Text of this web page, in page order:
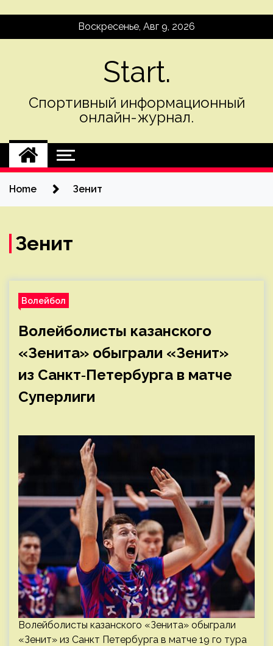
Воскресенье, Авг 9, 2026
Start.
Спортивный информационный
онлайн-журнал.
Home Зенит
Зенит
Волейбол
Волейболисты казанского
«Зенита» обыграли «Зенит»
из Санкт‑Петербурга в матче
Суперлиги
Волейболисты казанского «Зенита» обыграли
«Зенит» из Санкт Петербурга в матче 19 го тура